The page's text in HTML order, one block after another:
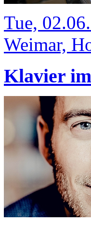
Tue,
Weimar,
Klavier